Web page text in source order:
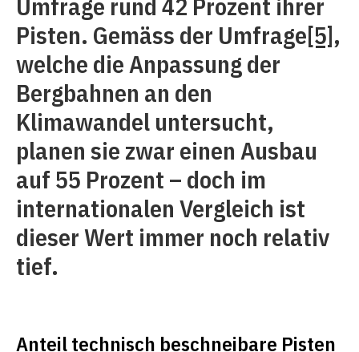
Umfrage rund 42 Prozent ihrer
Pisten. Gemäss der Umfrage[5],
welche die Anpassung der
Bergbahnen an den
Klimawandel untersucht,
planen sie zwar einen Ausbau
auf 55 Prozent – doch im
internationalen Vergleich ist
dieser Wert immer noch relativ
tief.
Anteil technisch beschneibare Pisten